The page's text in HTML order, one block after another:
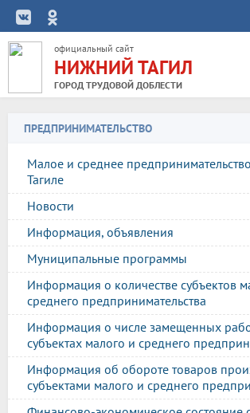
официальный сайт
НИЖНИЙ ТАГИЛ
ГОРОД ТРУДОВОЙ ДОБЛЕСТИ
ПРЕДПРИНИМАТЕЛЬСТВО
Малое и среднее
Тагиле
Новости
Информация, объявления
Муниципальные программы
Информация о количестве субъектов
среднего предпринимательства
Информация о числе замещенных
субъектах малого и среднего
Информация об обороте товаров
субъектами малого и среднего